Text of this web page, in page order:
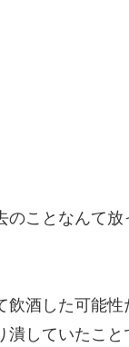
ことなんて
酒した可能
していたこと